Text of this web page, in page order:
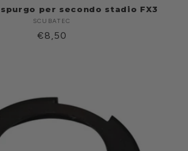
per secondo stadio FX3
Produttore:
SCUBATEC
Prezzo
€8,50